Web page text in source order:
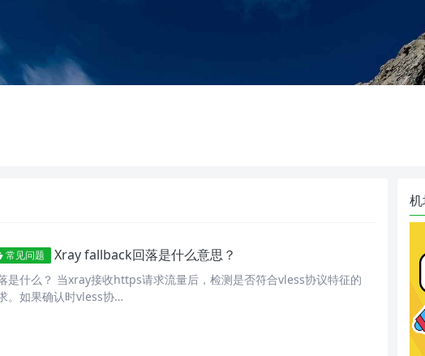
常见问题 Xray fallback回落是什么意思？
是什么？ 当xray接收https请求流量后，检测是否符合vless协议特征的
。如果确认时vless协…